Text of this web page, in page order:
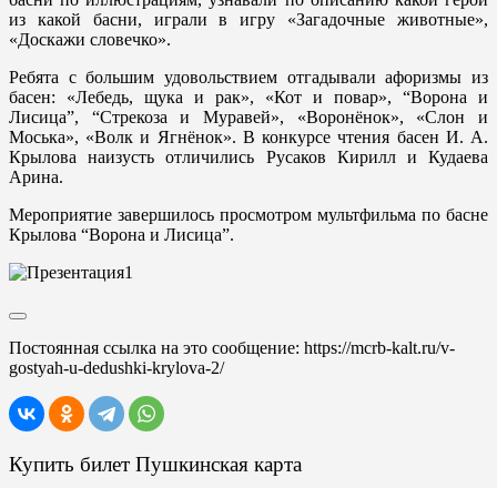
из какой басни, играли в игру «Загадочные животные»,
«Доскажи словечко».
Ребята с большим удовольствием отгадывали афоризмы из
басен: «Лебедь, щука и рак», «Кот и повар», “Ворона и
Лисица”, “Стрекоза и Муравей», «Воронёнок», «Слон и
Моська», «Волк и Ягнёнок». В конкурсе чтения басен И. А.
Крылова наизусть отличились Русаков Кирилл и Кудаева
Арина.
Мероприятие завершилось просмотром мультфильма по басне
Крылова “Ворона и Лисица”.
Постоянная ссылка на это сообщение: https://mcrb-kalt.ru/v-
gostyah-u-dedushki-krylova-2/
Купить билет Пушкинская карта